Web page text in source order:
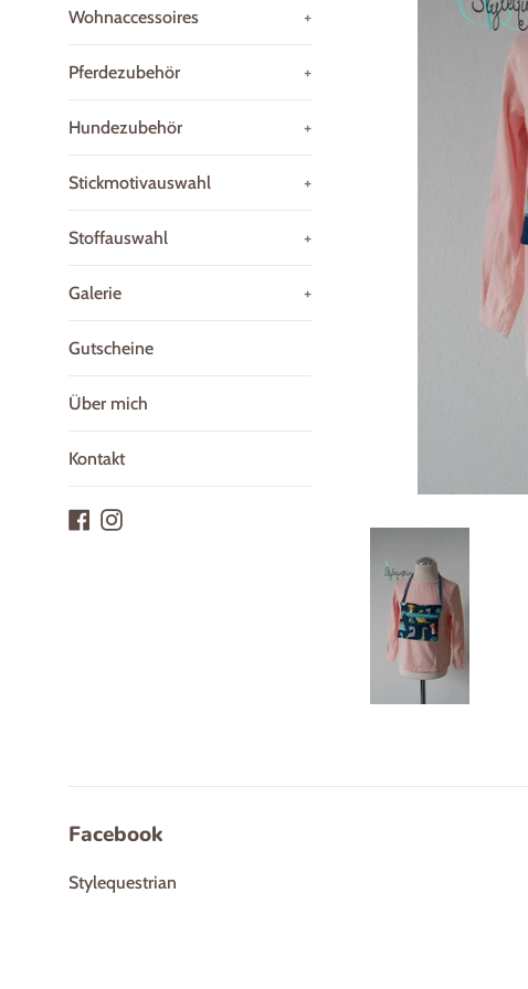
Wohnaccessoires +
Pferdezubehör +
Hundezubehör +
Stickmotivauswahl +
Stoffauswahl +
Galerie +
Gutscheine
Über mich
Kontakt
Facebook
Instagram
Facebook
Stylequestrian